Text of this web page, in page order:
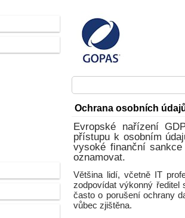
Ochrana osobních
Evropské nařízení
přístupu k osobním
vysoké finanční
oznamovat.
Většina lidí, včetně IT
zodpovídat výkonný ředitel
často o porušení ochrany
vůbec zjištěna.